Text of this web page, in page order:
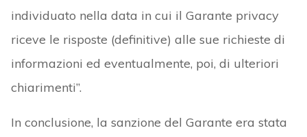
individuato nella data in cui il Garante privacy
riceve le risposte (definitive) alle sue richieste di
informazioni ed eventualmente, poi, di ulteriori
chiarimenti”.
In conclusione, la sanzione del Garante era stata